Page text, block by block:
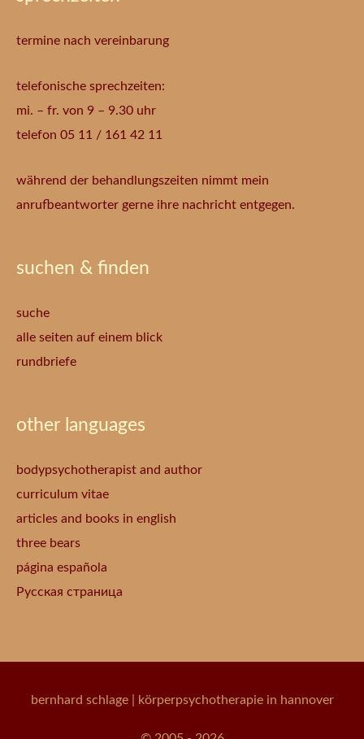
termine nach vereinbarung
telefonische sprechzeiten:
mi. – fr. von 9 – 9.30 uhr
telefon 05 11 / 161 42 11
während der behandlungszeiten nimmt mein
anrufbeantworter gerne ihre nachricht entgegen.
suchen & finden
suche
alle seiten auf einem blick
rundbriefe
other languages
bodypsychotherapist and author
curriculum vitae
articles and books in english
three bears
página española
Русская страница
bernhard schlage| körperpsychotherapie in hannover